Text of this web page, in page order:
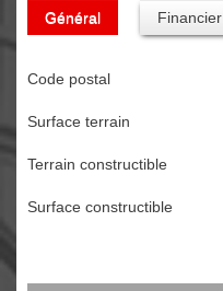
Général Financier
Code postal
surface terrain
Terrain constructible
Surface constructible